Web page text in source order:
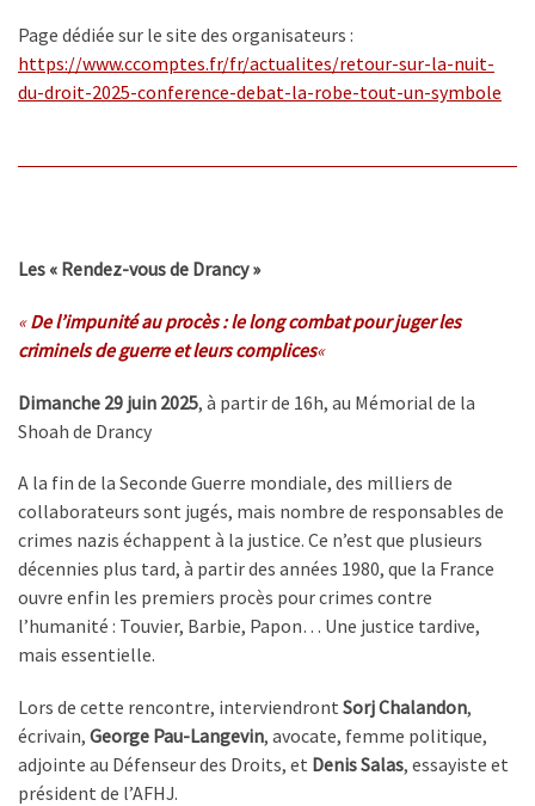
Page dédiée sur le site des organisateurs :
https://www.ccomptes.fr/fr/actualites/retour-sur-la-nuit-
du-droit-2025-conference-debat-la-robe-tout-un-symbole
Les « Rendez-vous de Drancy »
«De l’impunité au procès : le long combat pour juger les
criminels de guerre et leurs complices«
Dimanche 29 juin 2025, à partir de 16h, au Mémorial de la
Shoah de Drancy
A la fin de la Seconde Guerre mondiale, des milliers de
collaborateurs sont jugés, mais nombre de responsables de
crimes nazis échappent à la justice. Ce n’est que plusieurs
décennies plus tard, à partir des années 1980, que la France
ouvre enfin les premiers procès pour crimes contre
l’humanité : Touvier, Barbie, Papon… Une justice tardive,
mais essentielle.
Lors de cette rencontre, interviendront Sorj Chalandon,
écrivain, George Pau-Langevin, avocate, femme politique,
adjointe au Défenseur des Droits, et Denis Salas, essayiste et
président de l’AFHJ.